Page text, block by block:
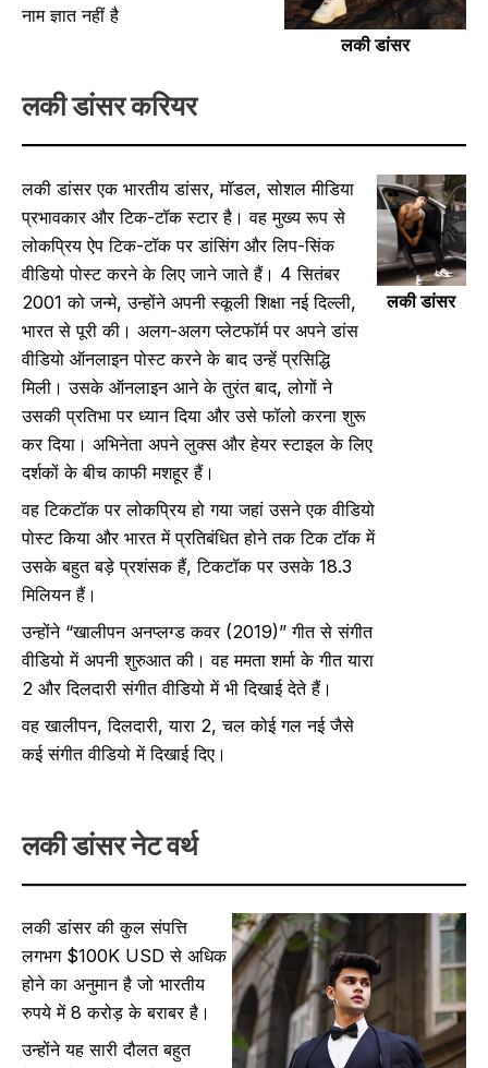
नाम ज्ञात नहीं है
लकी डांसर
लकी डांसर करियर
लकी डांसर एक भारतीय डांसर, मॉडल, सोशल मीडिया
प्रभावकार और टिक-टॉक स्टार है। वह मुख्य रूप से
लोकप्रिय ऐप टिक-टॉक पर डांसिंग और लिप-सिंक
वीडियो पोस्ट करने के लिए जाने जाते हैं। 4 सितंबर
2001 को जन्मे, उन्होंने अपनी स्कूली शिक्षा नई दिल्ली,
भारत से पूरी की। अलग-अलग प्लेटफॉर्म पर अपने डांस
वीडियो ऑनलाइन पोस्ट करने के बाद उन्हें प्रसिद्धि
मिली। उसके ऑनलाइन आने के तुरंत बाद, लोगों ने
उसकी प्रतिभा पर ध्यान दिया और उसे फॉलो करना शुरू
कर दिया। अभिनेता अपने लुक्स और हेयर स्टाइल के लिए
दर्शकों के बीच काफी मशहूर हैं।
वह टिकटॉक पर लोकप्रिय हो गया जहां उसने एक वीडियो
पोस्ट किया और भारत में प्रतिबंधित होने तक टिक टॉक में
उसके बहुत बड़े प्रशंसक हैं, टिकटॉक पर उसके 18.3
मिलियन हैं।
उन्होंने “खालीपन अनप्लग्ड कवर (2019)” गीत से संगीत
वीडियो में अपनी शुरुआत की। वह ममता शर्मा के गीत यारा
2 और दिलदारी संगीत वीडियो में भी दिखाई देते हैं।
वह खालीपन, दिलदारी, यारा 2, चल कोई गल नई जैसे
कई संगीत वीडियो में दिखाई दिए।
लकी डांसर
लकी डांसर नेट वर्थ
लकी डांसर की कुल संपत्ति
लगभग $100K USD से अधिक
होने का अनुमान है जो भारतीय
रुपये में 8 करोड़ के बराबर है।
उन्होंने यह सारी दौलत बहुत